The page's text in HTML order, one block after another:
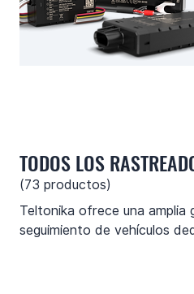
(73 productos)
TODOS LOS
Teltonika ofrece una amplia
seguimiento de vehículos